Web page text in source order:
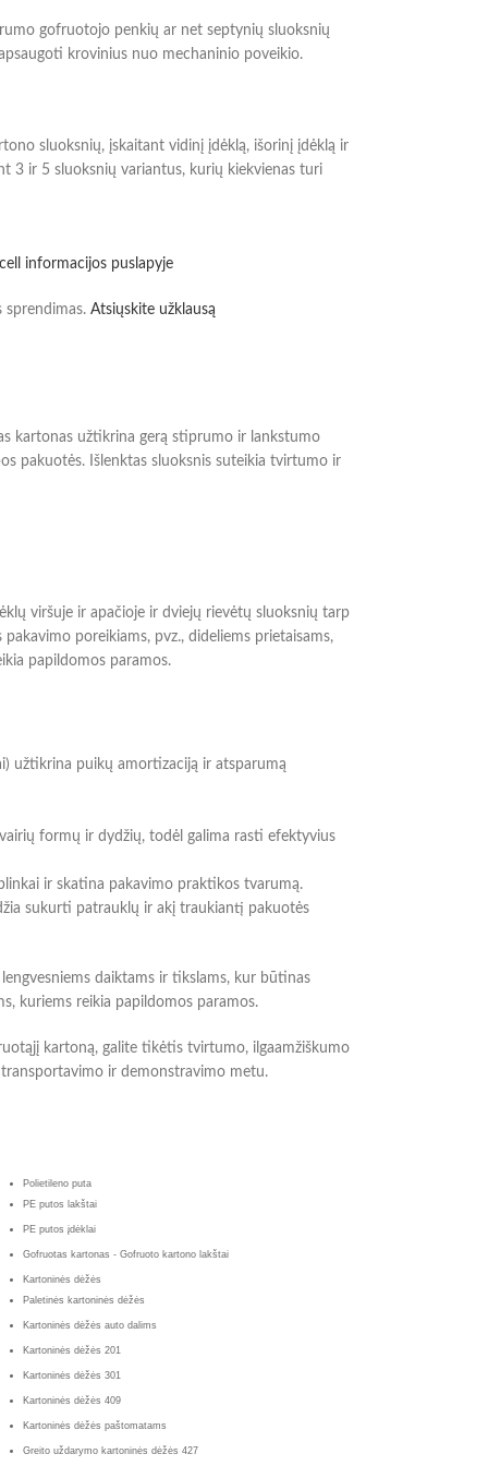
gofruotojo penkių ar net septynių sluoksnių
krovinius nuo mechaninio poveikio.
sluoksnių, įskaitant vidinį įdėklą, išorinį įdėklą ir
3 ir 5 sluoksnių variantus, kurių kiekvienas turi
informacijos puslapyje
sprendimas. Atsiųskite užklausą
kartonas užtikrina gerą stiprumo ir lankstumo
pakuotės. Išlenktas sluoksnis suteikia tvirtumo ir
viršuje ir apačioje ir dviejų rievėtų sluoksnių tarp
poreikiams, pvz., dideliems prietaisams,
papildomos paramos.
užtikrina puikų amortizaciją ir atsparumą
formų ir dydžių, todėl galima rasti efektyvius
ir skatina pakavimo praktikos tvarumą.
sukurti patrauklų ir akį traukiantį pakuotės
daiktams ir tikslams, kur būtinas
kuriems reikia papildomos paramos.
kartoną, galite tikėtis tvirtumo, ilgaamžiškumo
ir demonstravimo metu.
Polietileno puta
PE putos lakštai
PE putos įdėklai
Gofruotas kartonas - Gofruoto kartono lakštai
Kartoninės dėžės
Paletinės kartoninės dėžės
Kartoninės dėžės auto dalims
Kartoninės dėžės 201
Kartoninės dėžės 301
Kartoninės dėžės 409
Kartoninės dėžės paštomatams
Greito uždarymo kartoninės dėžės 427